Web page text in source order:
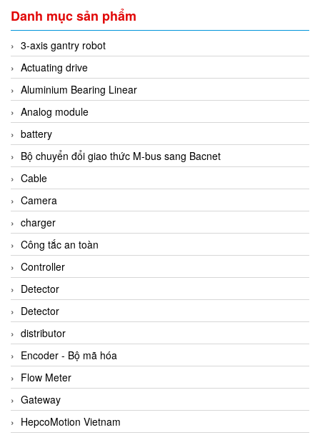
Danh mục sản phẩm
3-axis gantry robot
Actuating drive
Aluminium Bearing Linear
Analog module
battery
Bộ chuyển đổi giao thức M-bus sang Bacnet
Cable
Camera
charger
Công tắc an toàn
Controller
Detector
Detector
distributor
Encoder - Bộ mã hóa
Flow Meter
Gateway
HepcoMotion Vietnam